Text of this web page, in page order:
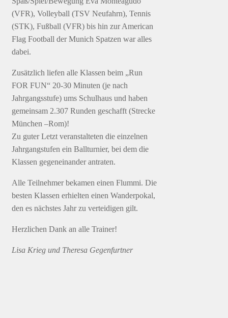
(VFR), Volleyball (TSV Neufahrn), Tennis
(STK), Fußball (VFR) bis hin zur American
Flag Football der Munich Spatzen war alles
dabei.
Zusätzlich liefen alle Klassen beim „Run
FOR FUN“ 20-30 Minuten (je nach
Jahrgangsstufe) ums Schulhaus und haben
gemeinsam 2.307 Runden geschafft (Strecke
München –Rom)!
Zu guter Letzt veranstalteten die einzelnen
Jahrgangstufen ein Ballturnier, bei dem die
Klassen gegeneinander antraten.
Alle Teilnehmer bekamen einen Flummi. Die
besten Klassen erhielten einen Wanderpokal,
den es nächstes Jahr zu verteidigen gilt.
Herzlichen Dank an alle Trainer!
Lisa Krieg und Theresa Gegenfurtner